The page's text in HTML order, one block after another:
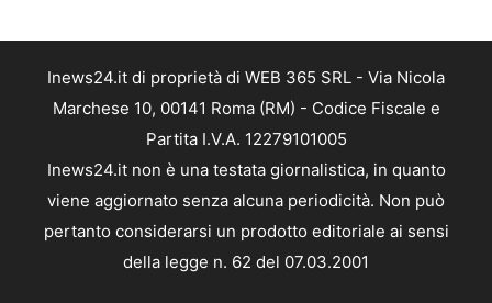
Inews24.it di proprietà di WEB 365 SRL - Via Nicola
Marchese 10, 00141 Roma (RM) - Codice Fiscale e
Partita I.V.A. 12279101005
Inews24.it non è una testata giornalistica, in quanto
viene aggiornato senza alcuna periodicità. Non può
pertanto considerarsi un prodotto editoriale ai sensi
della legge n. 62 del 07.03.2001